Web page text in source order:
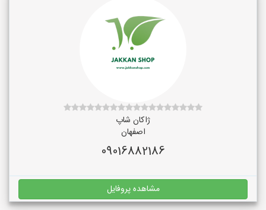
ژاکان شاپ
اصفهان
09016882186
مشاهده پروفایل